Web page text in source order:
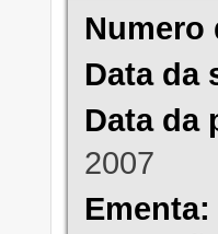
Numero
Data da
Data da
2007
Ementa: